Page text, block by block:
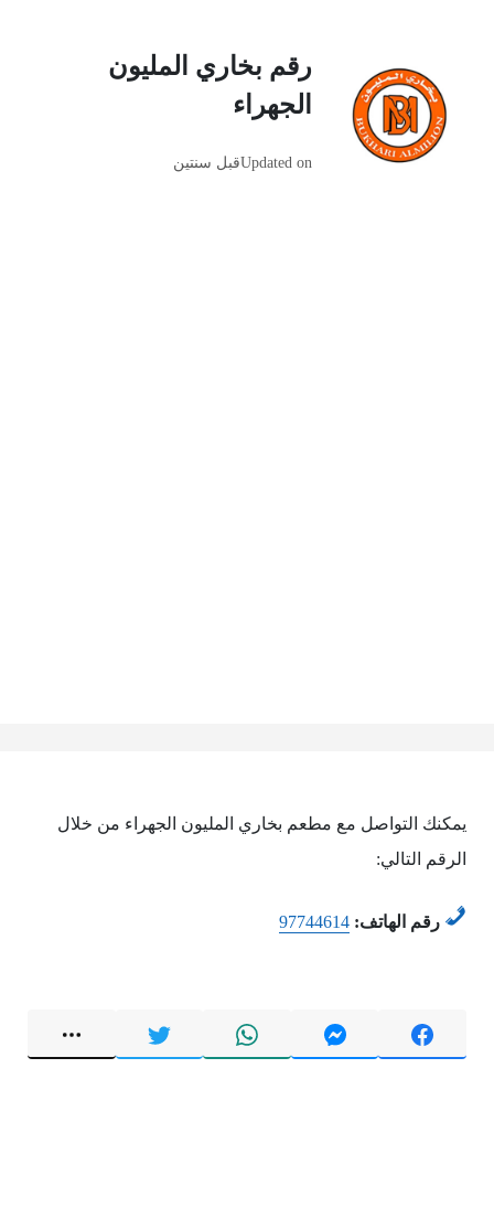
رقم بخاري المليون
الجهراء
Updated onقبل سنتين
يمكنك التواصل مع مطعم بخاري المليون الجهراء من خلال
الرقم التالي:
رقم الهاتف: 97744614